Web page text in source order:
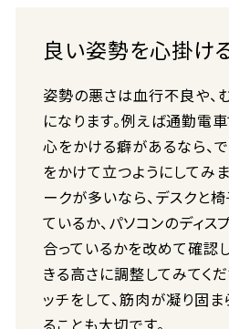
良い姿勢を心掛け
姿勢の悪さは血行不良や、
になります。例えば通勤電
心をかける癖があるなら、
をかけて立つようにしてみま
ークが多いなら、デスクと
ているか、パソコンのディ
合っているかを改めて確認
きる高さに調整してみてくだ
ッチをして、筋肉が凝り固
ることも大切です。